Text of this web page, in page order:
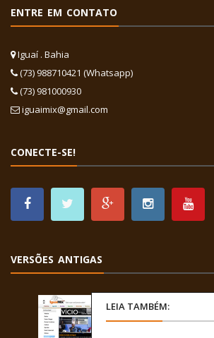
LEIA TAMBÉM:
ENTRE EM CONTATO
Iguaí . Bahia
(73) 988710421 (Whatsapp)
(73) 981000930
iguaimix@gmail.com
CONECTE-SE!
VERSÕES ANTIGAS